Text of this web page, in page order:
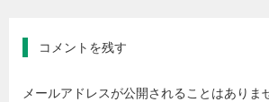
コメントを残す
メールアドレスが公開されることはありま